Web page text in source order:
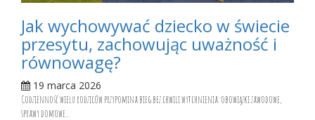
Jak wychowywać dziecko w świecie
przesytu, zachowując uważność i
równowagę?
19 marca 2026
Codzienność wielu rodziców przypomina bieg bez chwili wytchnienia: obowiązki zawodowe,
sprawy domowe...